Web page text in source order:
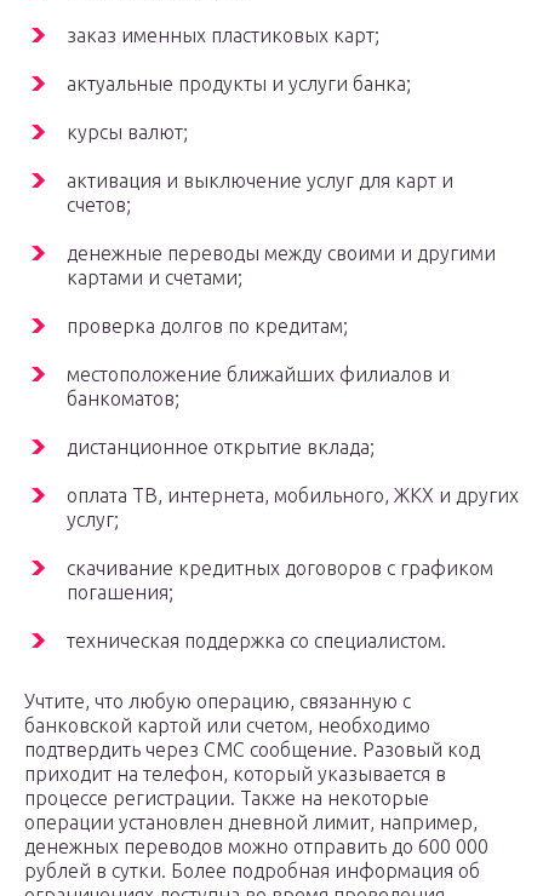
заказ именных пластиковых карт;
актуальные продукты и услуги банка;
курсы валют;
активация и выключение услуг для карт и
счетов;
денежные переводы между своими и другими
картами и счетами;
проверка долгов по кредитам;
местоположение ближайших филиалов и
банкоматов;
дистанционное открытие вклада;
оплата ТВ, интернета, мобильного, ЖКХ и других
услуг;
скачивание кредитных договоров с графиком
погашения;
техническая поддержка со специалистом.
Учтите, что любую операцию, связанную с
банковской картой или счетом, необходимо
подтвердить через СМС сообщение. Разовый код
приходит на телефон, который указывается в
процессе регистрации. Также на некоторые
операции установлен дневной лимит, например,
денежных переводов можно отправить до 600 000
рублей в сутки. Более подробная информация об